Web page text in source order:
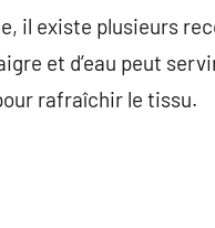
il existe plusieurs
et d’eau peut
rafraîchir le tissu.